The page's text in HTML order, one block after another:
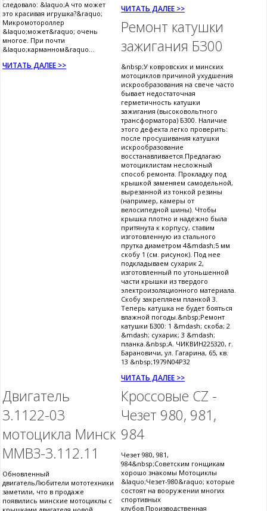
следовало: &laquo;А что может
это красивая игрушка?&raquo;
Микромотороллер
&laquo;может&raquo; очень
многое. При почти
&laquo;карманном&raquo...
ЧИТАТЬ ДАЛЕЕ >>
ЧИТАТЬ ДАЛЕЕ >>
Ремонт катушки
зажигания Б300
&nbsp;У ковровских и минских
мотоциклов причиной ухудшения
искрообразования на свече часто
бывает недостаточная
герметичность катушки
зажигания (высоковольтного
трансформатора) Б300. Наличие
этого дефекта легко проверить:
после просушивания катушки
искрообразование
восстанавливается.Предлагаю
мотоциклистам несложный
способ ремонта. Прокладку под
крышкой заменяем самодельной,
вырезанной из тонкой резины
(например, камеры от
велосипедной шины). Чтобы
крышка плотно и надежно была
притянута к корпусу, ставим
изготовленную из стального
прутка диаметром 4&mdash;5 мм
скобу 1 (см. рисунок). Под нее
подкладываем сухарик 2,
изготовленный по утоньшенной
части крышки из твердого
электроизоляционного материала.
Скобу закрепляем планкой 3.
Теперь катушка не будет бояться
влажной погоды.&nbsp;Ремонт
катушки Б300: 1 &mdash; скоба; 2
&mdash; сухарик; 3 &mdash;
планка.&nbsp;А. ЧИКВИН225320, г.
Барановичи, ул. Гагарина, 65, кв.
13 &nbsp;1979N04P32
ЧИТАТЬ ДАЛЕЕ >>
Двигатель
3.1122-03
мотоцикла Минск
MMВЗ-3.112.11
Обновленный
двигательЛюбители мототехники
заметили, что в продаже
появились минские мотоциклы с
Кроссовые CZ -
Чезет 980, 981,
984
Чезет 980, 981,
984&nbsp;Советским гонщикам
хорошо знакомы Мотоциклы
&laquo;Чезет-980&raquo; которые
состоят на вооружении многих
спортивных
клубов.Производственная